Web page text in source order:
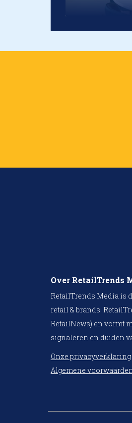
Over RetailTrends
RetailTrends Media is
retail & brands.
RetailNews) en vormt
signaleren en duiden
Onze privacyverklaring
Algemene